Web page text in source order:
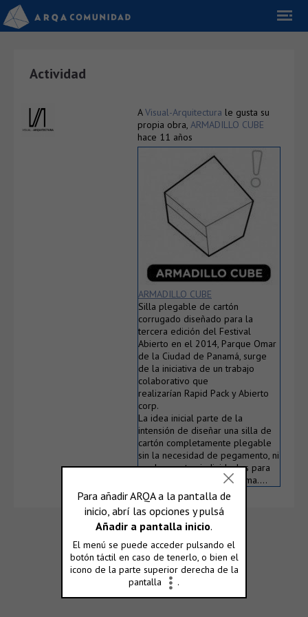
Actividad
AVisual-Arquitectura le gusta su
propia obra, ARMADILLO CUBE
hace 11 años
ARMADILLO CUBE
Silla plegable de cartón
corrugado diseñado para la
tercera edición del Festival
Abierto en el 2014, Parque Omar
de la Ciudad de Panamá, surge
de la iniciativa de un trabajo
colaborativo que
realizarían Rapid Pack y Abierto
corp.
La idea inicial parte de la
intensión de diseñar una silla de
cartón completamente plegable
sin la necesidad de pegamento, ni
muchas partes individuales para
la conformación de la misma….